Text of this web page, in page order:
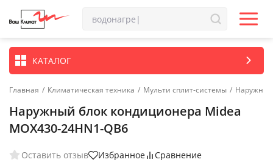
КАТАЛОГ
Главная / Климатическая техника / Мульти сплит-системы / Наружные
Наружный блок кондиционера Midea
MOX430-24HN1-QB6
Оставить отзыв Избранное Сравнение